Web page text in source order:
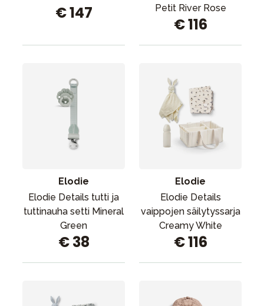
€ 147
Petit River Rose
€ 116
Elodie
Elodie Details tutti ja
tuttinauha setti Mineral
Green
€ 38
Elodie
Elodie Details
vaippojen säilytyssarja
Creamy White
€ 116